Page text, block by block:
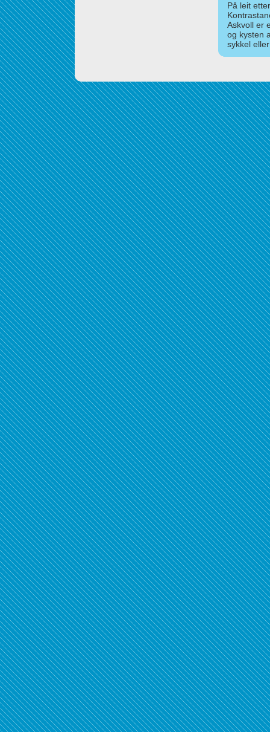
På leit
Askvoll er
og kysten
sykkel